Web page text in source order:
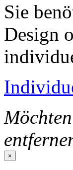
Sie
Design
×